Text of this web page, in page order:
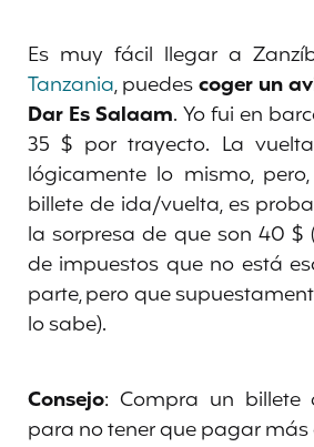
Es muy fácil llegar a
Tanzania, puedescoger un
Dar Es Salaam. Yo fui en
35 $ por trayecto. La
lógicamente lo mismo,
billete de ida/vuelta, es
la sorpresa de que son 40 $
de impuestos que no está
parte, pero que
lo sabe).
Consejo: Compra un
para no tener que pagar más